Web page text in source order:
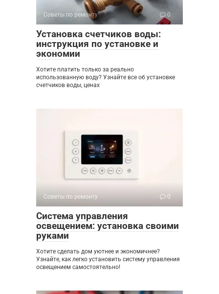
Советы по ремонту 0
Установка счетчиков воды:
инструкция по установке и
экономии
Хотите платить только за реально
использованную воду? Узнайте все об установке
счетчиков воды, ценах
Советы по ремонту 0
Система управления
освещением: установка своими
руками
Хотите сделать дом уютнее и экономичнее?
Узнайте, как легко установить систему управления
освещением самостоятельно!